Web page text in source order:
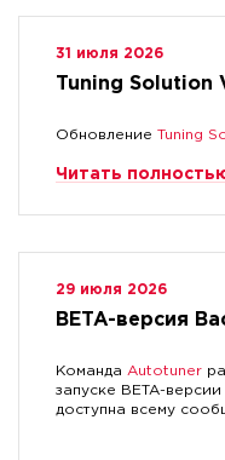
31 июля 2026
Tuning Solution
Обновление Tuning
Читать
29 июля 2026
BETA-версия
Команда Autotuner
запуске BETA-
доступна всему